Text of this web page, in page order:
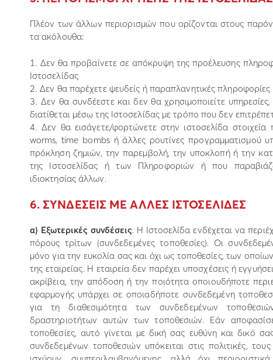
Πλέον των άλλων περιορισµών που ορίζονται στους
τα ακόλουθα:
∆εν θα προβαίνετε σε απόκρυψη της προέλευσης
Ιστοσελίδας
∆εν θα παρέχετε ψευδείς ή παραπλανητικές πληροφορίες
∆εν θα συνδέεστε και δεν θα χρησιµοποιείτε
διατίθεται µέσω της Ιστοσελίδας µε τρόπο που δεν
∆εν θα εισάγετε/φορτώνετε στην ιστοσελίδα στοιχεία
worms, time bombs ή άλλες ρουτίνες προγραµµατισµού
πρόκληση ζηµιών, την παρεµβολή, την υποκλοπή ή την
της Ιστοσελίδας ή των Πληροφοριών ή που
ιδιοκτησίας άλλων.
6. ΣΥΝ∆ΕΣΕΙΣ ΜΕ ΑΛΛΕΣ ΙΣΤΟΣΕΛΙ∆ΕΣ
α) Εξωτερικές συνδέσεις. Η Ιστοσελίδα ενδέχεται να
πόρους τρίτων (συνδεδεµένες τοποθεσίες). Οι
µόνο για την ευκολία σας και όχι ως τοποθεσίες, των
της εταιρείας. Η εταιρεία δεν παρέχει υποσχέσεις ή
ακρίβεια, την απόδοση ή την ποιότητα οποιουδήποτε
εφαρµογής υπάρχει σε οποιαδήποτε συνδεδεµένη
για τη διαθεσιµότητα των συνδεδεµένων
δραστηριοτήτων αυτών των τοποθεσιών. Εάν
τοποθεσίες, αυτό γίνεται µε δική σας ευθύνη και δικό
συνδεδεµένων τοποθεσιών υπόκειται στις πολιτικές,